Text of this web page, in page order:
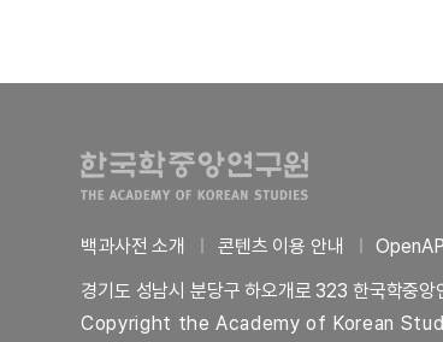
백과사전 소개 콘텐츠 이용 안내
경기도 성남시 분당구 하오개로 323 한국학중
Copyright the Academy of Korean